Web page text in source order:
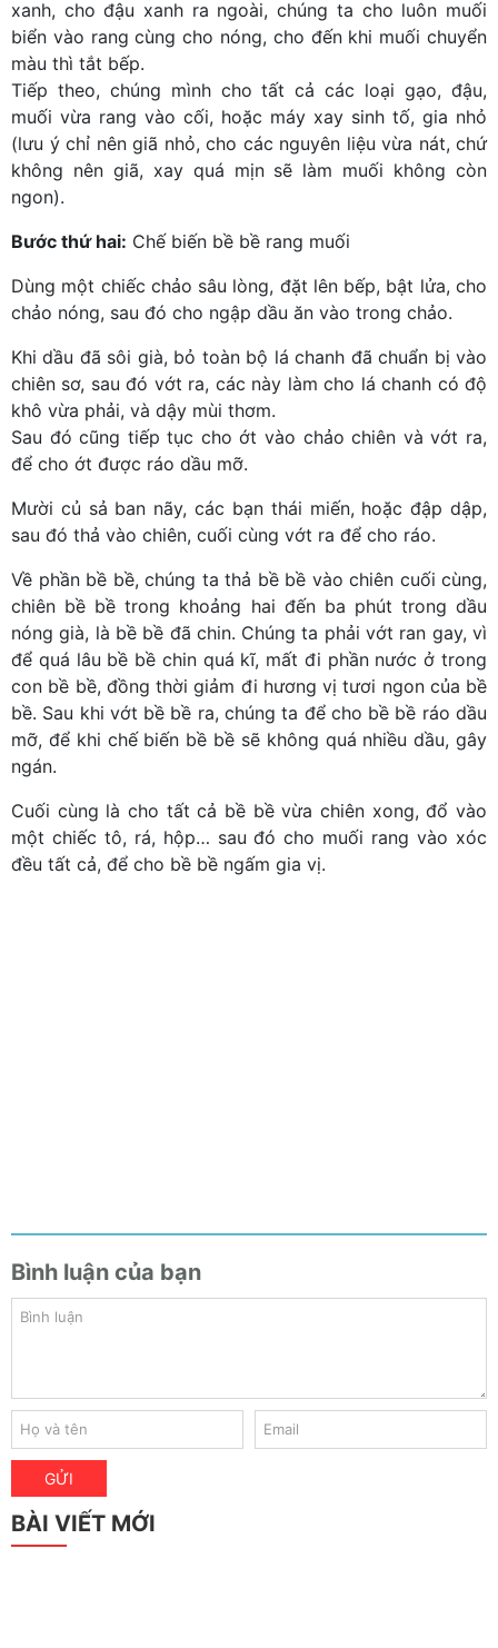
xanh, cho đậu xanh ra ngoài, chúng ta cho luôn muối
biển vào rang cùng cho nóng, cho đến khi muối chuyển
màu thì tắt bếp.
Tiếp theo, chúng mình cho tất cả các loại gạo, đậu,
muối vừa rang vào cối, hoặc máy xay sinh tố, gia nhỏ
(lưu ý chỉ nên giã nhỏ, cho các nguyên liệu vừa nát, chứ
không nên giã, xay quá mịn sẽ làm muối không còn
ngon).
Bước thứ hai: Chế biến bề bề rang muối
Dùng một chiếc chảo sâu lòng, đặt lên bếp, bật lửa, cho
chảo nóng, sau đó cho ngập dầu ăn vào trong chảo.
Khi dầu đã sôi già, bỏ toàn bộ lá chanh đã chuẩn bị vào
chiên sơ, sau đó vớt ra, các này làm cho lá chanh có độ
khô vừa phải, và dậy mùi thơm.
Sau đó cũng tiếp tục cho ớt vào chảo chiên và vớt ra,
để cho ớt được ráo dầu mỡ.
Mười củ sả ban nãy, các bạn thái miến, hoặc đập dập,
sau đó thả vào chiên, cuối cùng vớt ra để cho ráo.
Về phần bề bề, chúng ta thả bề bề vào chiên cuối cùng,
chiên bề bề trong khoảng hai đến ba phút trong dầu
nóng già, là bề bề đã chin. Chúng ta phải vớt ran gay, vì
để quá lâu bề bề chin quá kĩ, mất đi phần nước ở trong
con bề bề, đồng thời giảm đi hương vị tươi ngon của bề
bề. Sau khi vớt bề bề ra, chúng ta để cho bề bề ráo dầu
mỡ, để khi chế biến bề bề sẽ không quá nhiều dầu, gây
ngán.
Cuối cùng là cho tất cả bề bề vừa chiên xong, đổ vào
một chiếc tô, rá, hộp… sau đó cho muối rang vào xóc
đều tất cả, để cho bề bề ngấm gia vị.
Bình luận của bạn
BÀI VIẾT MỚI